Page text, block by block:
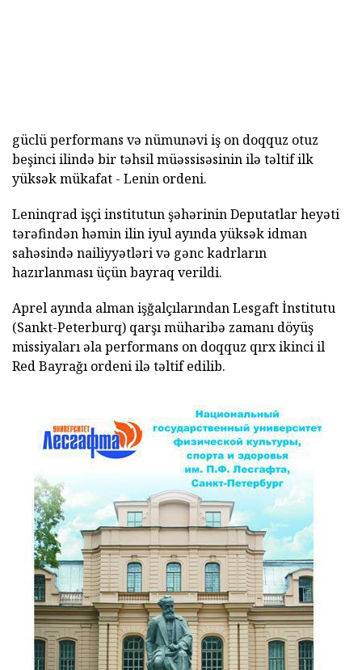
güclü performans və nümunəvi iş on doqquz otuz
beşinci ilində bir təhsil müəssisəsinin ilə təltif ilk
yüksək mükafat - Lenin ordeni.
Leninqrad işçi institutun şəhərinin Deputatlar heyəti
tərəfindən həmin ilin iyul ayında yüksək idman
sahəsində nailiyyətləri və gənc kadrların
hazırlanması üçün bayraq verildi.
Aprel ayında alman işğalçılarından Lesgaft İnstitutu
(Sankt-Peterburq) qarşı müharibə zamanı döyüş
missiyaları əla performans on doqquz qırx ikinci il
Red Bayrağı ordeni ilə təltif edilib.